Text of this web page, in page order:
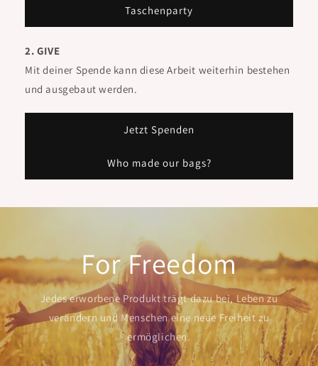
Taschenparty
2. GIVE
Mit deiner Spende kann diese Arbeit weiterhin bestehen
und ausgebaut werden.
Jetzt Spenden
Who made our bags?
For Freedom
Jedes erworbene Produkt trägt dazu bei, Leben zu
verändern und Menschen eine neue Freiheit zu
ermöglichen.